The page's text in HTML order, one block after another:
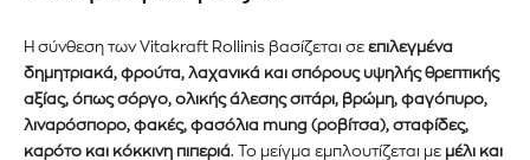
Η σύνθεση των Vitakraft Rollinis βασίζεται σε επιλεγμένα
δημητριακά, φρούτα, λαχανικά και σπόρους υψηλής θρεπτικής
αξίας, όπως σόργο, ολικής άλεσης σιτάρι, βρώμη, φαγόπυρο,
λιναρόσπορο, φακές, φασόλια mung (ροβίτσα), σταφίδες,
καρότο και κόκκινη πιπεριά. Το μείγμα εμπλουτίζεται με μέλι και